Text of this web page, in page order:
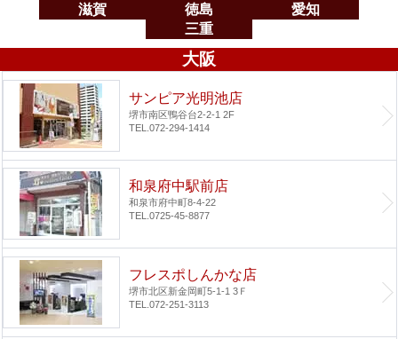
滋賀
徳島
愛知
三重
大阪
サンピア光明池店
堺市南区鴨谷台2-2-1 2F
TEL.072-294-1414
和泉府中駅前店
和泉市府中町8-4-22
TEL.0725-45-8877
フレスポしんかな店
堺市北区新金岡町5-1-1 3Ｆ
TEL.072-251-3113